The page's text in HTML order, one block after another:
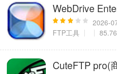
WebDrive
2026-
FTP工具
CuteFTP pro(